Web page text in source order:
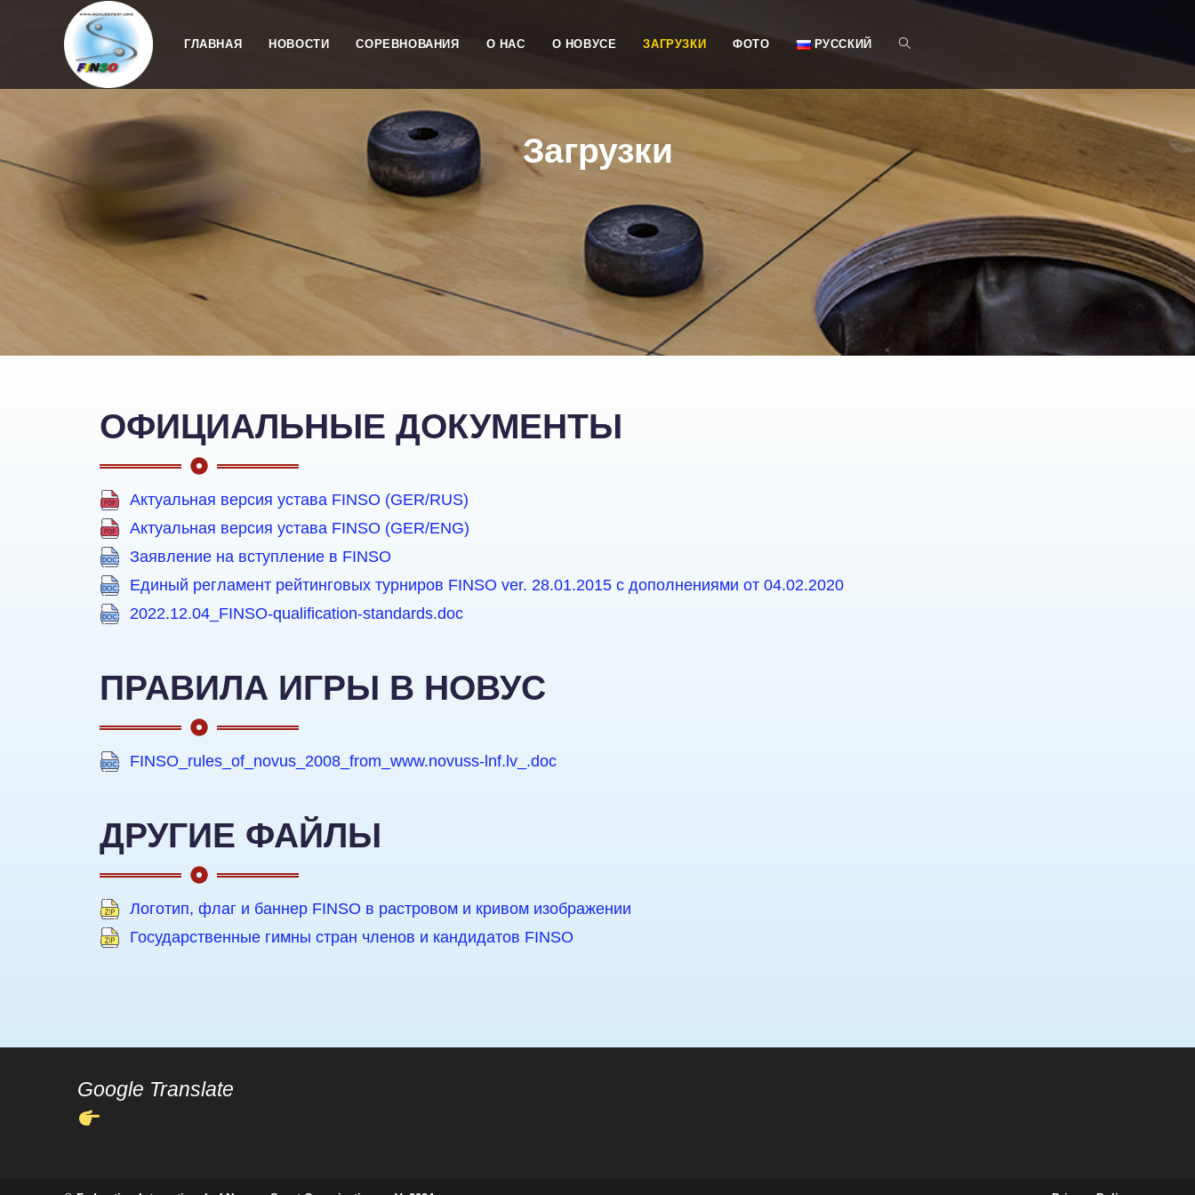
ГЛАВНАЯ НОВОСТИ СОРЕВНОВАНИЯ О НАС О НОВУСЕ ЗАГРУЗКИ ФОТО РУССКИЙ
Загрузки
ОФИЦИАЛЬНЫЕ ДОКУМЕНТЫ
Актуальная версия устава FINSO (GER/RUS)
Актуальная версия устава FINSO (GER/ENG)
Заявление на вступление в FINSO
Единый регламент рейтинговых турниров FINSO ver. 28.01.2015 с дополнениями от 04.02.2020
2022.12.04_FINSO-qualification-standards.doc
ПРАВИЛА ИГРЫ В НОВУС
FINSO_rules_of_novus_2008_from_www.novuss-lnf.lv_.doc
ДРУГИЕ ФАЙЛЫ
Логотип, флаг и баннер FINSO в растровом и кривом изображении
Государственные гимны стран членов и кандидатов FINSO
Google Translate